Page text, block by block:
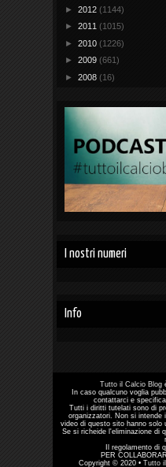
► 2012 (1144)
► 2011 (1015)
► 2010 (1226)
► 2009 (661)
► 2008 (16)
I nostri numeri
Info
Tutto il Calcio Blog
In caso qualcuno voglia
contattarci e
Tutti i diritti tutelati sono di
organizzatori. Non si intende
video di questo sito hanno solo
Se si richeide l'eliminazione di
Il regolamento di
PER
Copyright © 2020 • Tutto